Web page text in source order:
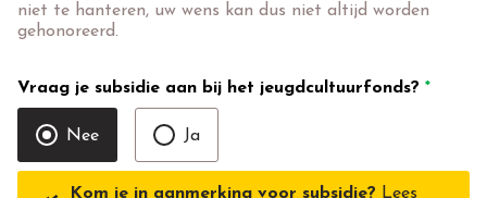
niet te hanteren, uw wens kan dus niet altijd worden
gehonoreerd.
Vraag je subsidie aan bij het jeugdcultuurfonds? *
Nee Ja
Kom je in aanmerking voor subsidie? Lees